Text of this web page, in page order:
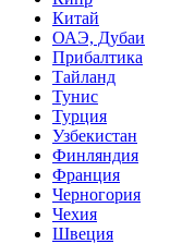
Китай
ОАЭ, Дубаи
Прибалтика
Тайланд
Тунис
Турция
Узбекистан
Финляндия
Франция
Черногория
Чехия
Швеция